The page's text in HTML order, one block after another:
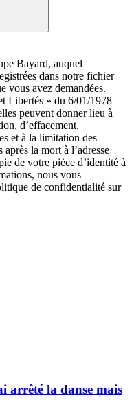
Bayard, auquel
dans notre fichier
vous avez demandées.
Libertés » du 6/01/1978
peuvent donner lieu à
d’effacement,
et à la limitation des
après la mort à l’adresse
de votre pièce d’identité à
nous vous
de confidentialité sur
arrêté la danse mais